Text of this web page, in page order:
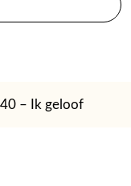
– Ik geloof